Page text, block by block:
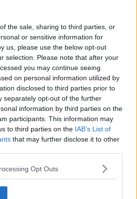
the sale, sharing to third parties, or
or sensitive information for
us, please use the below opt-out
selection. Please note that after your
you may continue seeing
on personal information utilized by
disclosed to third parties prior to
separately opt-out of the further
information by third parties on the
participants. This information may
to third parties on the IAB’s List of
that may further disclose it to other
Opt Outs
sono in corso sul territorio comunale
cui si sommano i 12milioni di euro di
a far ripartire entro il 2017 le opere
Polifunzionale Lambruschini e la
per le quali sono in corso le gare e
2,5 milioni di euro e 4,3 milioni di
di nuove (per esempio il nuovo
“L’Aquilone”, da 230mila euro) e
esistenti (come la riqualificazione del
Stazione Fs-Figline per un intervento da
la realizzazione dellanuova rotatoria in
il costo – comporterà la
Dalla Chiesa (via Roma, lato
verranno risistemati 32 posti auto, a